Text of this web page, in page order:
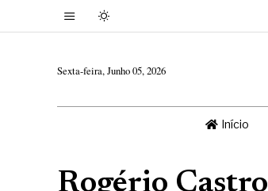
Sexta-feira, Junho 05, 2026
Início